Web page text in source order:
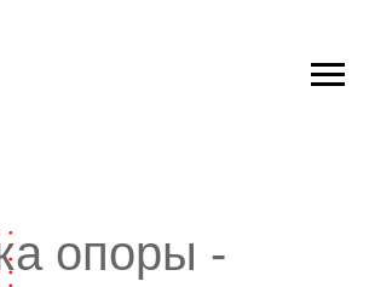
опоры -